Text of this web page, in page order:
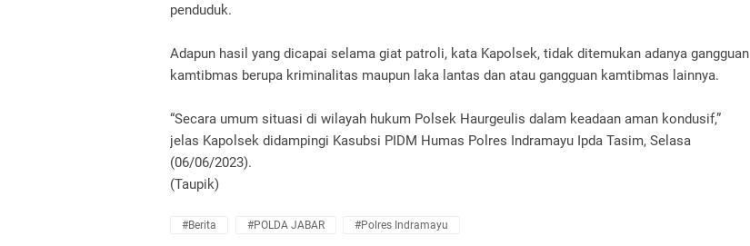
penduduk.
Adapun hasil yang dicapai selama giat patroli, kata Kapolsek, tidak ditemukan adanya gangguan
kamtibmas berupa kriminalitas maupun laka lantas dan atau gangguan kamtibmas lainnya.
“Secara umum situasi di wilayah hukum Polsek Haurgeulis dalam keadaan aman kondusif,”
jelas Kapolsek didampingi Kasubsi PIDM Humas Polres Indramayu Ipda Tasim, Selasa
(06/06/2023).
(Taupik)
#Berita #POLDA JABAR #Polres Indramayu